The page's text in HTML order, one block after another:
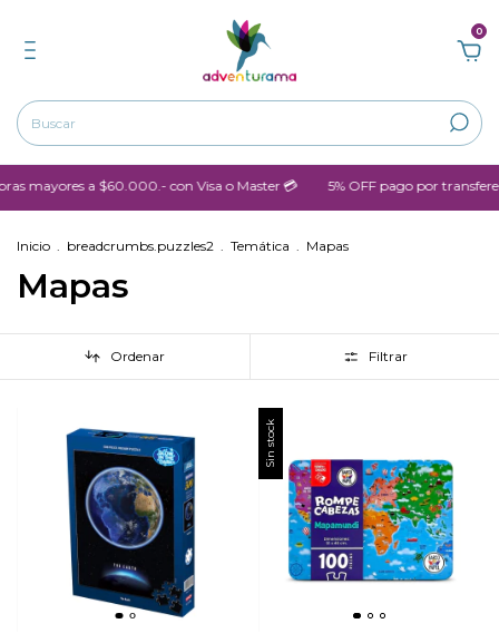
0
mayores a $60.000.- con Visa o Master 💳 5% OFF pago por
Inicio . breadcrumbs.puzzles2 . Temática . Mapas
Mapas
Ordenar Filtrar
Sin stock